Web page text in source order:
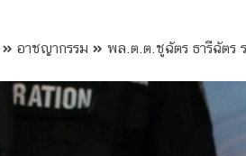
อาชญากรรม พล.ต.ต.ชูฉัตร ธารีฉัตร